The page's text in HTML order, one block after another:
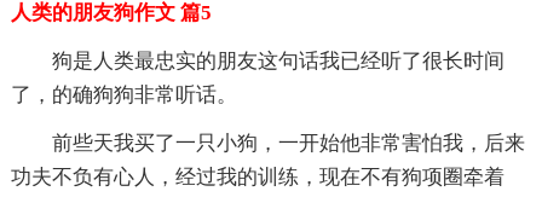
人类的朋友狗作文 篇5
狗是人类最忠实的朋友这句话我已经听了很长时间
了，的确狗狗非常听话。
前些天我买了一只小狗，一开始他非常害怕我，后来
功夫不负有心人，经过我的训练，现在不有狗项圈牵着